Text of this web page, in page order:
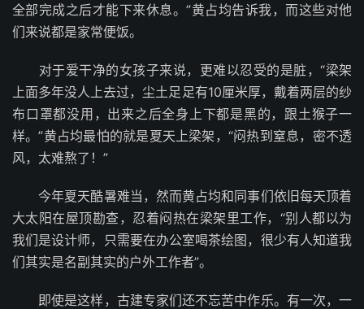
全部完成之后才能下来休息。”黄占均告诉我，而这些对他
们来说都是家常便饭。
对于爱干净的女孩子来说，更难以忍受的是脏，“梁架
上面多年没人上去过，尘土足足有10厘米厚，戴着两层的纱
布口罩都没用，出来之后全身上下都是黑的，跟土猴子一
样。”黄占均最怕的就是夏天上梁架，“闷热到窒息，密不透
风，太难熬了！”
今年夏天酷暑难当，然而黄占均和同事们依旧每天顶着
大太阳在屋顶勘查，忍着闷热在梁架里工作，“别人都以为
我们是设计师，只需要在办公室喝茶绘图，很少有人知道我
们其实是名副其实的户外工作者”。
即使是这样，古建专家们还不忘苦中作乐。有一次，一